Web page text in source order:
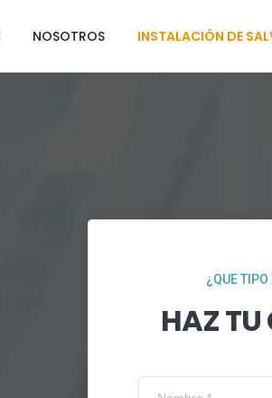
NOSOTROS INSTALACIÓN DE
¿QUE TIPO
HAZ TU